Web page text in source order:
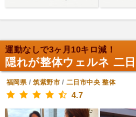
運動なしで3ヶ月10キロ減！
隠れが整体ウェルネ 二
福岡県/筑紫野市/二日市中央 整体
4.7